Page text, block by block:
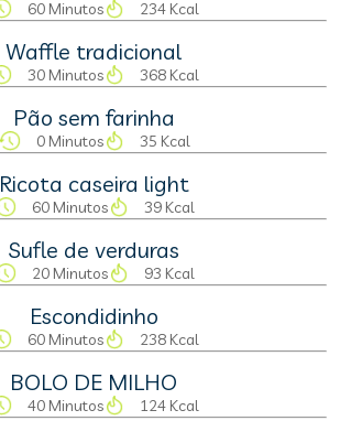
60 Minutos 234 Kcal
Waffle tradicional
30 Minutos 368 Kcal
Pão sem farinha
0 Minutos 35 Kcal
Ricota caseira light
60 Minutos 39 Kcal
Sufle de verduras
20 Minutos 93 Kcal
Escondidinho
60 Minutos 238 Kcal
BOLO DE MILHO
40 Minutos 124 Kcal